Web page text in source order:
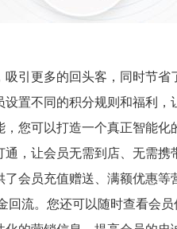
引更多的回头客，同时节省
置不同的积分规则和福利，
您可以打造一个真正智能化
，让会员无需到店、无需携
会员充值赠送、满额优惠等
回流。您还可以随时查看会